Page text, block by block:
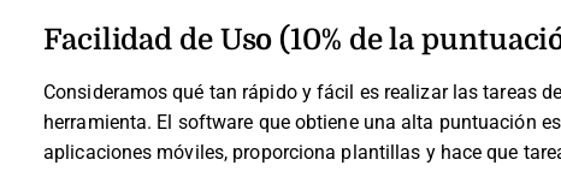
Facilidad de Uso (10% de la
Consideramos qué tan rápido y fácil es realizar las tareas
herramienta. El software que obtiene una alta puntuación
aplicaciones móviles, proporciona plantillas y hace que